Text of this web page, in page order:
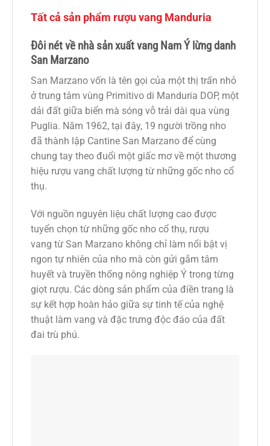
Tất cả sản phẩm rượu vang Manduria
Đôi nét về nhà sản xuất vang Nam Ý lừng danh
San Marzano
San Marzano vốn là tên gọi của một thị trấn nhỏ
ở trung tâm vùng Primitivo di Manduria DOP, một
dải đất giữa biển mà sóng vỗ trải dài qua vùng
Puglia. Năm 1962, tại đây, 19 người trồng nho
đã thành lập Cantine San Marzano để cùng
chung tay theo đuổi một giấc mơ về một thương
hiệu rượu vang chất lượng từ những gốc nho cổ
thụ.
Với nguồn nguyên liệu chất lượng cao được
tuyển chọn từ những gốc nho cổ thụ, rượu
vang từ San Marzano không chỉ làm nổi bật vị
ngon tự nhiên của nho mà còn gửi gắm tâm
huyết và truyền thống nông nghiệp Ý trong từng
giọt rượu. Các dòng sản phẩm của điền trang là
sự kết hợp hoàn hảo giữa sự tinh tế của nghệ
thuật làm vang và đặc trưng độc đáo của đất
đai trù phú.